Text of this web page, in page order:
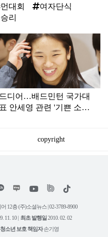
대회
여자단식
리
드디어…배드민턴 국가대
표 안세영 관련 '기쁜 소식'
copyright
위
트
유
튜
틱
12층 (주)소셜뉴스 | 02-3789-8900
11. 10 | 최초 발행일 2010. 02. 02
청소년 보호 책임자손기영